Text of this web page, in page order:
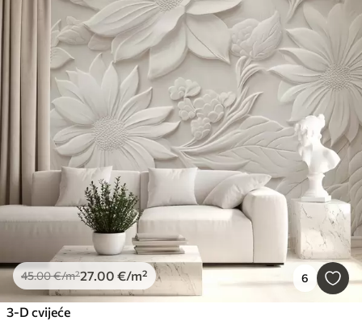
45.00€/m²27.00 €/m² 6
3-D cvijeće